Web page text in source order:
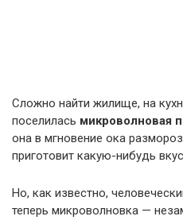
Сложно найти жилище, на
поселилась микроволновая
она в мгновение ока
приготовит какую-нибудь
Но, как известно,
теперь микроволновка —